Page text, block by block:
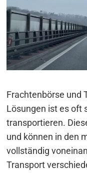
Frachtenbörse und
Lösungen ist es oft
transportieren.
und können in den
vollständig
Transport